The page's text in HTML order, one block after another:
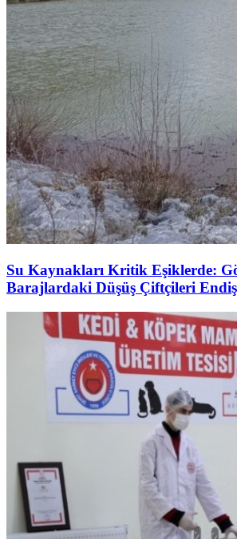
Su Kaynakları Kritik Eşiklerde:
Barajlardaki Düşüş Çiftçileri